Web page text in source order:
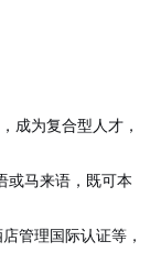
成为复合型人才，
或马来语，既可本
管理国际认证等，